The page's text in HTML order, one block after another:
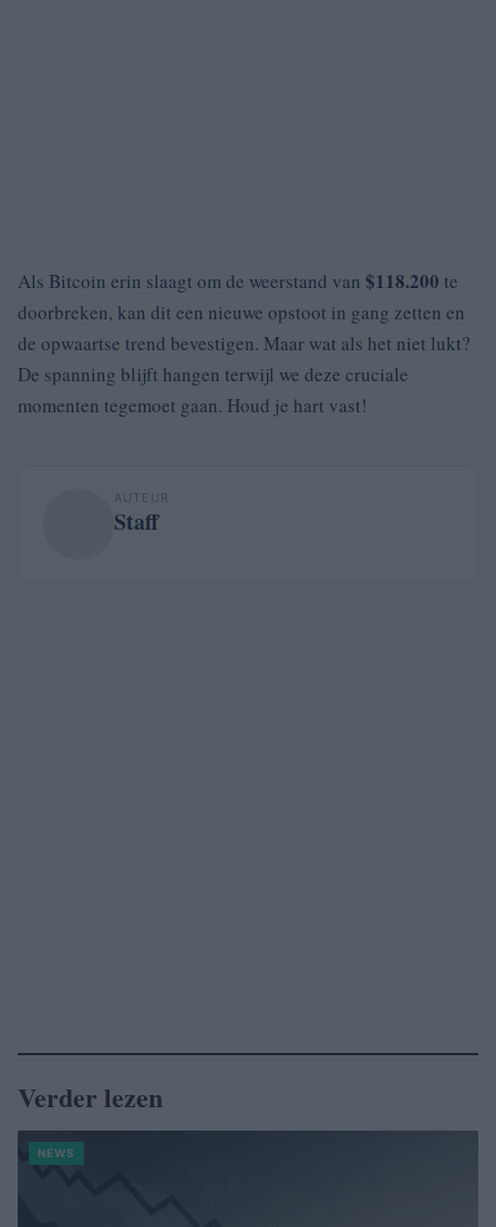
Als Bitcoin erin slaagt om de weerstand van $118.200 te
doorbreken, kan dit een nieuwe opstoot in gang zetten en
de opwaartse trend bevestigen. Maar wat als het niet lukt?
De spanning blijft hangen terwijl we deze cruciale
momenten tegemoet gaan. Houd je hart vast!
AUTEUR
Staff
Verder lezen
NEWS